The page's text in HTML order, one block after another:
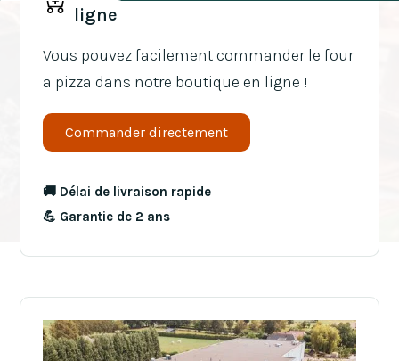
ligne
Vous pouvez facilement commander le four
a pizza dans notre boutique en ligne !
Commander directement
🚚 Délai de livraison rapide
💪 Garantie de 2 ans